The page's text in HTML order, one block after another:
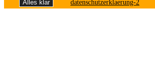
Alles klar datenschutzerklaerung-2